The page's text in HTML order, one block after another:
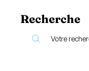
Recherche